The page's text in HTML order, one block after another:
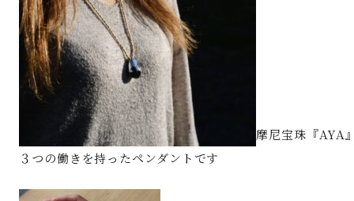
摩尼宝珠『AYA
３つの働きを持ったペンダントです